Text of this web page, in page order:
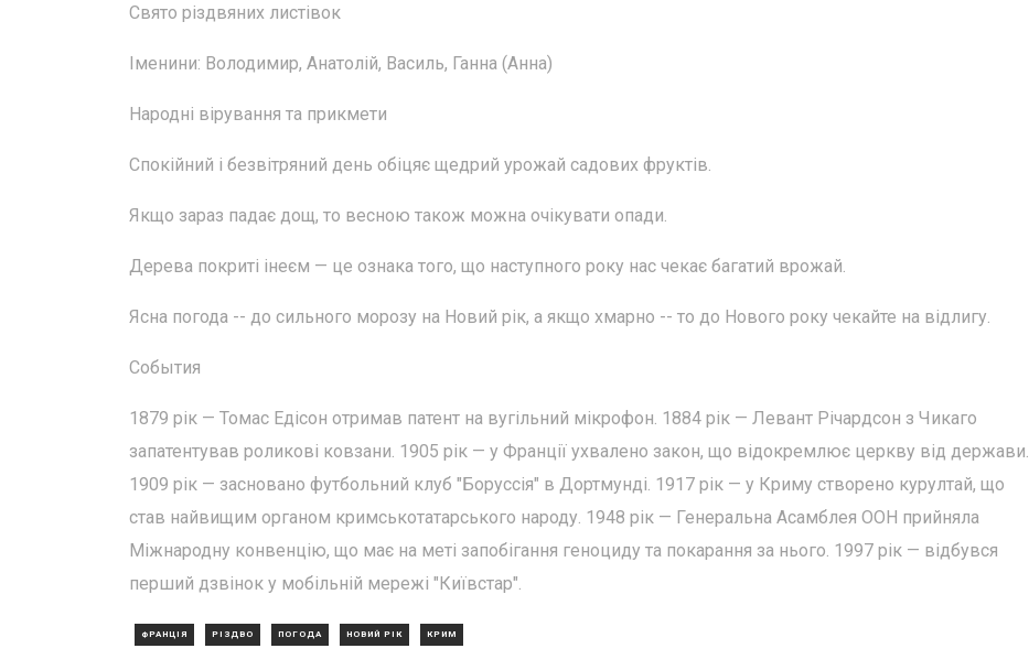
Свято різдвяних листівок
Іменини: Володимир, Анатолій, Василь, Ганна (Анна)
Народні вірування та прикмети
Спокійний і безвітряний день обіцяє щедрий урожай садових фруктів.
Якщо зараз падає дощ, то весною також можна очікувати опади.
Дерева покриті інеєм — це ознака того, що наступного року нас чекає багатий врожай.
Ясна погода -- до сильного морозу на Новий рік, а якщо хмарно -- то до Нового року чекайте на відлигу.
События
1879 рік — Томас Едісон отримав патент на вугільний мікрофон. 1884 рік — Левант Річардсон з Чикаго
запатентував роликові ковзани. 1905 рік — у Франції ухвалено закон, що відокремлює церкву від держави.
1909 рік — засновано футбольний клуб "Боруссія" в Дортмунді. 1917 рік — у Криму створено курултай, що
став найвищим органом кримськотатарського народу. 1948 рік — Генеральна Асамблея ООН прийняла
Міжнародну конвенцію, що має на меті запобігання геноциду та покарання за нього. 1997 рік — відбувся
перший дзвінок у мобільній мережі "Київстар".
ФРАНЦІЯ РІЗДВО ПОГОДА НОВИЙ РІК КРИМ